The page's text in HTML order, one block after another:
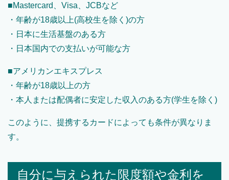
■Mastercard、Visa、JCBなど
・年齢が18歳以上(高校生を除く)の方
・日本に生活基盤のある方
・日本国内での支払いが可能な方
■アメリカンエキスプレス
・年齢が18歳以上の方
・本人または配偶者に安定した収入のある方(学生を除く)
このように、提携するカードによっても条件が異なりま
す。
自分に与えられた限度額や金利を